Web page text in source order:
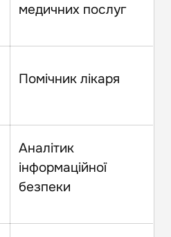
медичних послуг
Помічник лікаря
Аналітик
інформаційної
безпеки